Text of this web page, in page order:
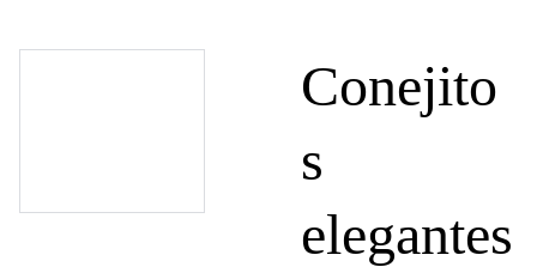
Conejito
s
elegantes